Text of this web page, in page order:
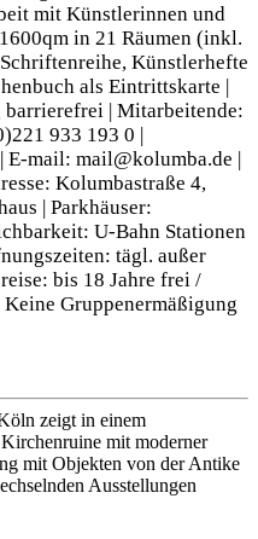
mit Künstlerinnen und
in 21 Räumen (inkl.
Künstlerhefte
als Eintrittskarte |
| Mitarbeitende:
933 193 0 |
E-mail: mail@kolumba.de |
Kolumbastraße 4,
| Parkhäuser:
U-Bahn Stationen
tägl. außer
bis 18 Jahre frei /
Gruppenermäßigung
zeigt in einem
Kirchenruine mit moderner
mit Objekten von der Antike
Ausstellungen